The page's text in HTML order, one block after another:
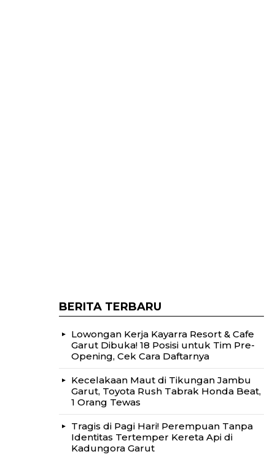
BERITA TERBARU
Lowongan Kerja Kayarra Resort & Cafe
Garut Dibuka! 18 Posisi untuk Tim Pre-
Opening, Cek Cara Daftarnya
Kecelakaan Maut di Tikungan Jambu
Garut, Toyota Rush Tabrak Honda Beat,
1 Orang Tewas
Tragis di Pagi Hari! Perempuan Tanpa
Identitas Tertemper Kereta Api di
Kadungora Garut